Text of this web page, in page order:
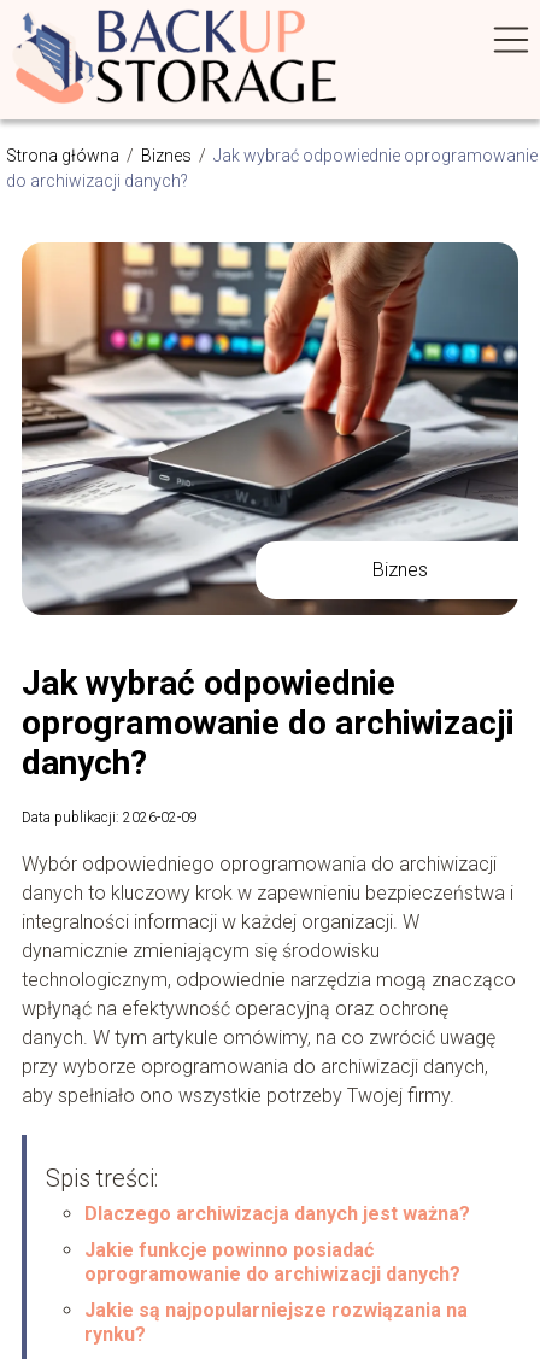
Strona główna / Biznes / Jak wybrać odpowiednie oprogramowanie
do archiwizacji danych?
Biznes
Jak wybrać odpowiednie
oprogramowanie do archiwizacji
danych?
Data publikacji: 2026-02-09
Wybór odpowiedniego oprogramowania do archiwizacji
danych to kluczowy krok w zapewnieniu bezpieczeństwa i
integralności informacji w każdej organizacji. W
dynamicznie zmieniającym się środowisku
technologicznym, odpowiednie narzędzia mogą znacząco
wpłynąć na efektywność operacyjną oraz ochronę
danych. W tym artykule omówimy, na co zwrócić uwagę
przy wyborze oprogramowania do archiwizacji danych,
aby spełniało ono wszystkie potrzeby Twojej firmy.
Spis treści:
Dlaczego archiwizacja danych jest ważna?
Jakie funkcje powinno posiadać
oprogramowanie do archiwizacji danych?
Jakie są najpopularniejsze rozwiązania na
rynku?